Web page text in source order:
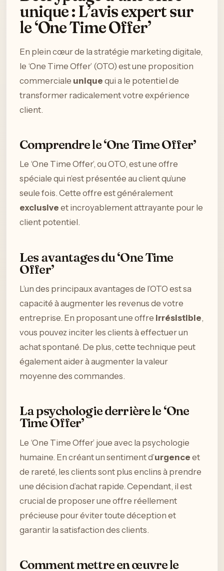
unique : L’avis expert sur
le ‘One Time Offer’
En plein cœur de la stratégie marketing digitale,
le ‘One Time Offer’ (OTO) est une proposition
commerciale unique qui a le potentiel de
transformer radicalement votre expérience
client.
Comprendre le ‘One Time Offer’
Le ‘One Time Offer’, ou OTO, est une offre
spéciale qui n’est présentée au client qu’une
seule fois. Cette offre est généralement
exclusive et incroyablement attrayante pour le
client potentiel.
Les avantages du ‘One Time
Offer’
L’un des principaux avantages de l’OTO est sa
capacité à augmenter les revenus de votre
entreprise. En proposant une offre irrésistible,
vous pouvez inciter les clients à effectuer un
achat spontané. De plus, cette technique peut
également aider à augmenter la valeur
moyenne des commandes.
La psychologie derrière le ‘One
Time Offer’
Le ‘One Time Offer’ joue avec la psychologie
humaine. En créant un sentiment d’urgence et
de rareté, les clients sont plus enclins à prendre
une décision d’achat rapide. Cependant, il est
crucial de proposer une offre réellement
précieuse pour éviter toute déception et
garantir la satisfaction des clients.
Comment mettre en œuvre le